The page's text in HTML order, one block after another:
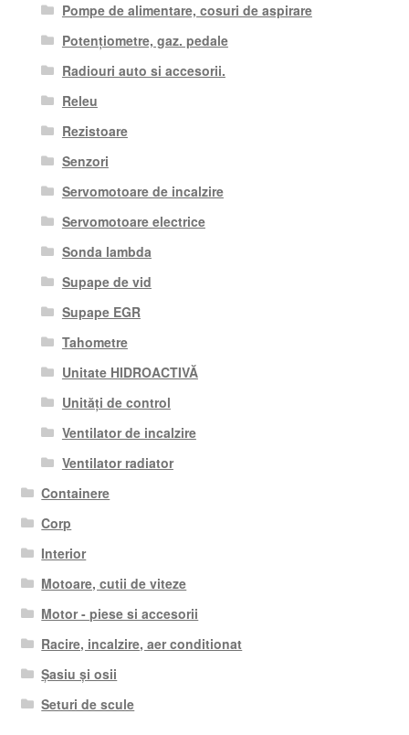
Pompe de alimentare, cosuri de aspirare
Potențiometre, gaz. pedale
Radiouri auto si accesorii.
Releu
Rezistoare
Senzori
Servomotoare de incalzire
Servomotoare electrice
Sonda lambda
Supape de vid
Supape EGR
Tahometre
Unitate HIDROACTIVĂ
Unități de control
Ventilator de incalzire
Ventilator radiator
Containere
Corp
Interior
Motoare, cutii de viteze
Motor - piese si accesorii
Racire, incalzire, aer conditionat
Șasiu și osii
Seturi de scule